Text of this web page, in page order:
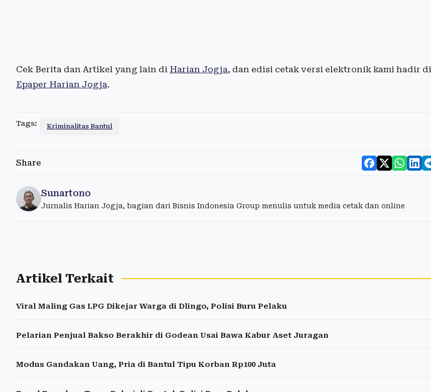
Cek Berita dan Artikel yang lain di Harian Jogja, dan edisi cetak versi elektronik kami hadir di
Epaper Harian Jogja.
Tags: Kriminalitas Bantul
Share
Sunartono
Jurnalis Harian Jogja, bagian dari Bisnis Indonesia Group menulis untuk media cetak dan online
Artikel Terkait
Viral Maling Gas LPG Dikejar Warga di Dlingo, Polisi Buru Pelaku
Pelarian Penjual Bakso Berakhir di Godean Usai Bawa Kabur Aset Juragan
Modus Gandakan Uang, Pria di Bantul Tipu Korban Rp100 Juta